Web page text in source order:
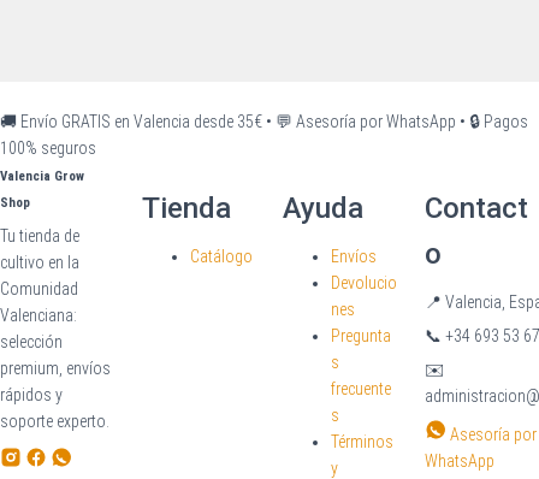
🚚 Envío GRATIS en Valencia desde 35€ • 💬 Asesoría por WhatsApp • 🔒 Pagos
100% seguros
Valencia Grow
Shop
Tu tienda de
cultivo en la
Comunidad
Valenciana:
selección
premium, envíos
rápidos y
soporte experto.
Tienda
Catálogo
Ayuda
Envíos
Devolucio
nes
Pregunta
s
frecuente
s
Términos
y
Contact
o
📍 Valencia,
📞 +34 693 53
✉️
Asesoría por
WhatsApp